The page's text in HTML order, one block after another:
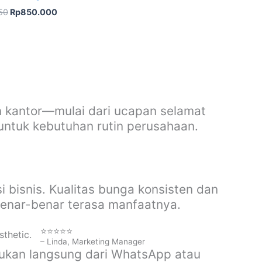
Rp850.000
kantor—mulai dari ucapan selamat
kebutuhan rutin perusahaan.
bisnis. Kualitas bunga konsisten dan
benar terasa manfaatnya.
⭐⭐⭐⭐⭐
– Linda, Marketing Manager
langsung dari WhatsApp atau